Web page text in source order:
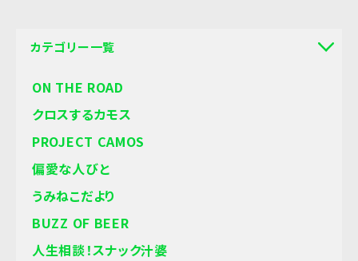
カテゴリー一覧
ON THE ROAD
クロスするカモス
PROJECT CAMOS
偏愛な人びと
うみねこだより
BUZZ OF BEER
人生相談！スナック汁婆